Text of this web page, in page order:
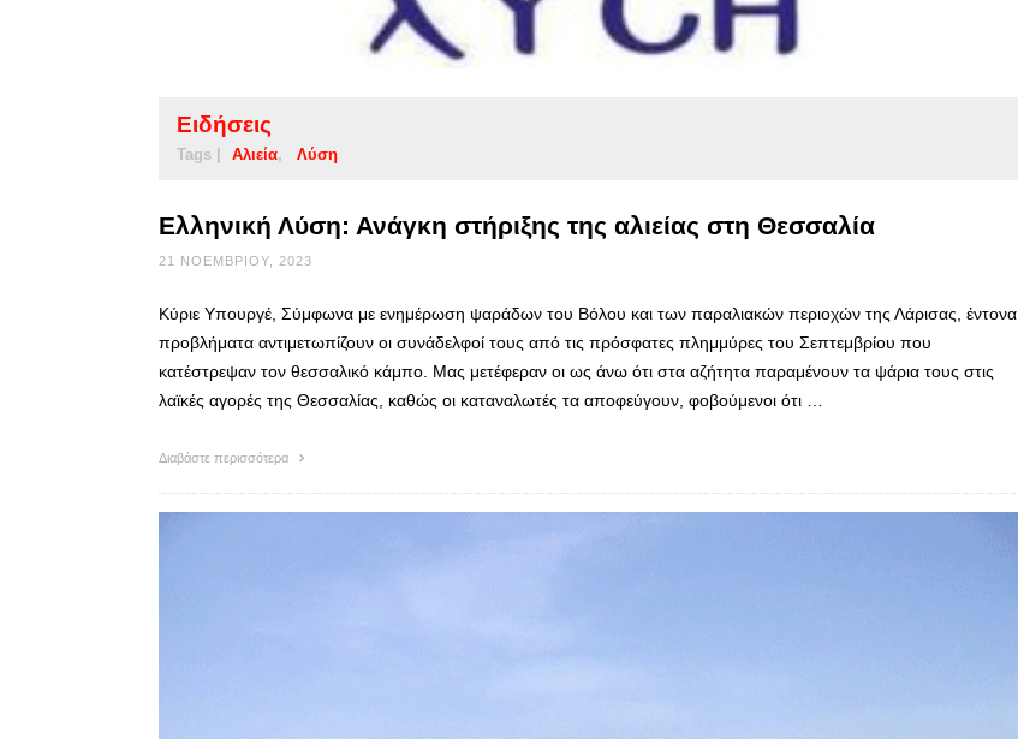
Ειδήσεις
Tags | Αλιεία Λύση
Ελληνική Λύση: Ανάγκη στήριξης της αλιείας στη Θεσσαλία
21 ΝΟΕΜΒΡΊΟΥ, 2023
Κύριε Υπουργέ, Σύμφωνα με ενημέρωση ψαράδων του Βόλου και των παραλιακών περιοχών της Λάρισας, έντονα
προβλήματα αντιμετωπίζουν οι συνάδελφοί τους από τις πρόσφατες πλημμύρες του Σεπτεμβρίου που
κατέστρεψαν τον θεσσαλικό κάμπο. Μας μετέφεραν οι ως άνω ότι στα αζήτητα παραμένουν τα ψάρια τους στις
λαϊκές αγορές της Θεσσαλίας, καθώς οι καταναλωτές τα αποφεύγουν, φοβούμενοι ότι …
Διαβάστε περισσότερα